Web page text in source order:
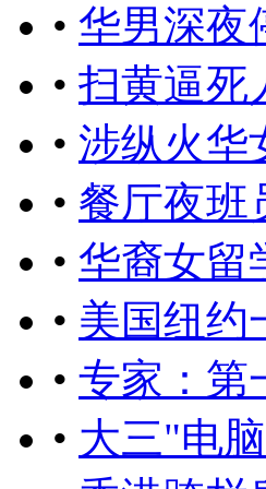
• 华男深夜
• 扫黄逼死
• 涉纵火华
• 餐厅夜班
• 华裔女留
• 美国纽约
• 专家：第
• 大三"电